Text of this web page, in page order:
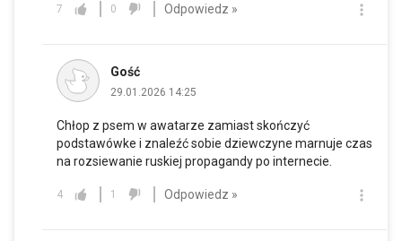
7 0 Odpowiedz »
Gość
29.01.2026 14:25
Chłop z psem w awatarze zamiast skończyć
podstawówke i znaleźć sobie dziewczyne marnuje czas
na rozsiewanie ruskiej propagandy po internecie.
4 1 Odpowiedz »